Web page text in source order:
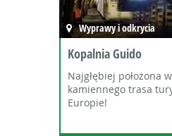
Wyprawy i odkrycia
Kopalnia Guido
Najgłębiej położona
kamiennego trasa
Europie!